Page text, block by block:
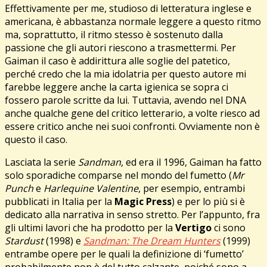
Effettivamente per me, studioso di letteratura inglese e
americana, è abbastanza normale leggere a questo ritmo
ma, soprattutto, il ritmo stesso è sostenuto dalla
passione che gli autori riescono a trasmettermi. Per
Gaiman il caso è addirittura alle soglie del patetico,
perché credo che la mia idolatria per questo autore mi
farebbe leggere anche la carta igienica se sopra ci
fossero parole scritte da lui. Tuttavia, avendo nel DNA
anche qualche gene del critico letterario, a volte riesco ad
essere critico anche nei suoi confronti. Ovviamente non è
questo il caso.
Lasciata la serie Sandman, ed era il 1996, Gaiman ha fatto
solo sporadiche comparse nel mondo del fumetto (Mr
Punche Harlequine Valentine, per esempio, entrambi
pubblicati in Italia per la Magic Press) e per lo più si è
dedicato alla narrativa in senso stretto. Per l’appunto, fra
gli ultimi lavori che ha prodotto per la Vertigoci sono
Stardust(1998) e Sandman: The Dream Hunters(1999)
entrambe opere per le quali la definizione di ‘fumetto’